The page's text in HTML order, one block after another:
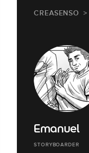
CREASENSO
Emanuel
STORYBOARDER